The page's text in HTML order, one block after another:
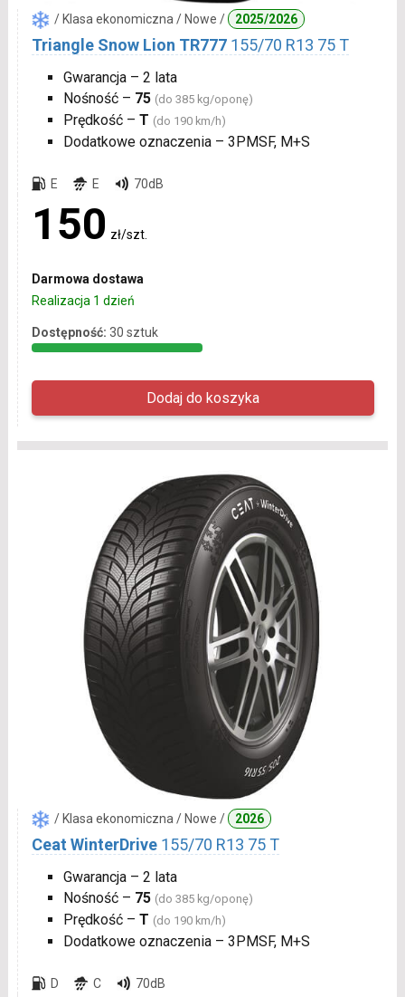
/ Klasa ekonomiczna / Nowe / 2025/2026
Triangle Snow Lion TR777 155/70 R13 75 T
Gwarancja – 2 lata
Nośność – 75 (do 385 kg/oponę)
Prędkość – T (do 190 km/h)
Dodatkowe oznaczenia – 3PMSF, M+S
E E 70dB
150 zł/szt.
Darmowa dostawa
Realizacja 1 dzień
Dostępność: 30 sztuk
/ Klasa ekonomiczna / Nowe / 2026
Ceat WinterDrive 155/70 R13 75 T
Gwarancja – 2 lata
Nośność – 75 (do 385 kg/oponę)
Prędkość – T (do 190 km/h)
Dodatkowe oznaczenia – 3PMSF, M+S
D C 70dB